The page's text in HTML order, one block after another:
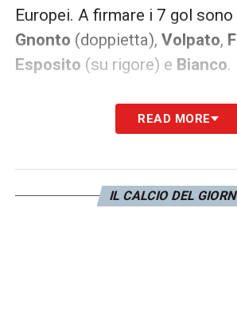
Europei. A firmare i 7 gol
Gnonto (doppietta), Volpato,
Esposito (su rigore) e Bianco.
Nel secondo tempo è entrato
dellaJuventus Next
READ MORE
IL CALCIO DEL